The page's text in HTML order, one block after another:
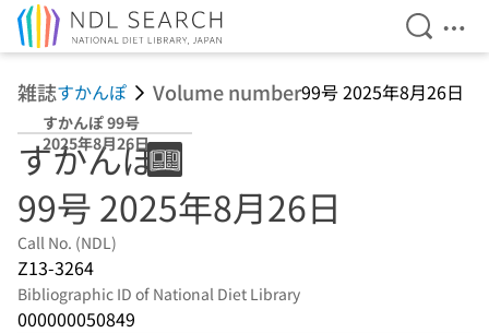
Open
雑誌すかんぽ Volume number99号 2025年8月26日
すかんぽ 99号
2025年8月26日
すかんぽ
99号 2025年8月26日
Call No. (NDL)
Z13-3264
Bibliographic ID of National Diet Library
000000050849